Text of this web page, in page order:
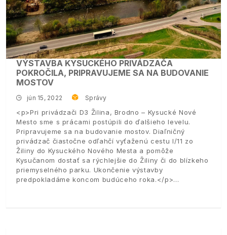
VÝSTAVBA KYSUCKÉHO PRIVÁDZAČA
POKROČILA, PRIPRAVUJEME SA NA BUDOVANIE
MOSTOV
jún 15, 2022 Správy
<p>Pri privádzači D3 Žilina, Brodno – Kysucké Nové
Mesto sme s prácami postúpili do ďalšieho levelu.
Pripravujeme sa na budovanie mostov. Diaľničný
privádzač čiastočne odľahčí vyťaženú cestu I/11 zo
Žiliny do Kysuckého Nového Mesta a pomôže
Kysučanom dostať sa rýchlejšie do Žiliny či do blízkeho
priemyselného parku. Ukončenie výstavby
predpokladáme koncom budúceho roka.</p>